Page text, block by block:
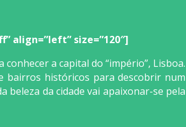
align=”left” size=”120″]
a capital do “império”, Lisboa.
bairros históricos para descobrir num
beleza da cidade vai apaixonar-se pela